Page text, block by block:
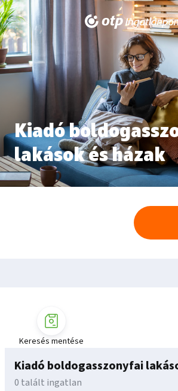
Kiadó
lakások és házak
Kiadó boldogasszonyfai
0 talált ingatlan
Keresés mentése